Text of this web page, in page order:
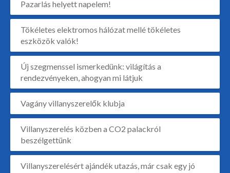
Pazarlás helyett napelem!
Tökéletes elektromos hálózat mellé tökéletes
eszközök valók!
Új szegmenssel ismerkedünk: világítás a
rendezvényeken, ahogyan mi látjuk
Vagány villanyszerelők klubja
Villanyszerelés közben a CO2 palackról
beszélgettünk
Villanyszerelésért ajándék utazás, már csak egy jó